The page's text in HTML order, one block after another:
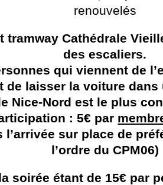
renouvelés
tramway Cathédrale
des escaliers.
qui viennent de
de laisser la voiture
Nice-Nord est le plus
: 5€ par
l’arrivée sur place de
l’ordre du CPM06)
soirée étant de 15€ par